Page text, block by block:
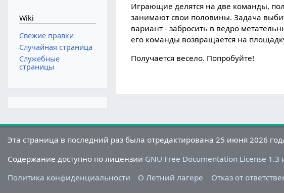
Играющие делятся на две команды,
занимают свои половины. Задача
вариант - забросить в ведро
его команды возвращается на
Получается весело. Попробуйте!
Wiki
Свежие правки
Случайная страница
Служебные
страницы
Эта страница в последний раз была отредактирована 25 июня 2026
Содержание доступно по лицензии GNU Free Documentation License 1.3
Политика конфиденциальности
О Летний лагере Отказ от